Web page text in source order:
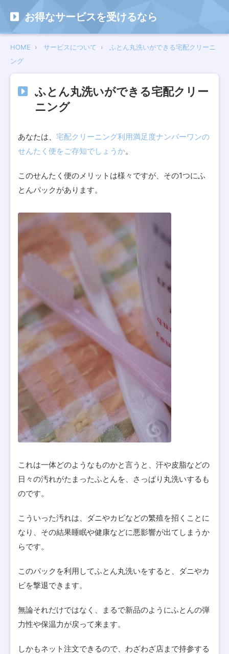
お得なサービスを受けるなら
HOME サービスについて
ふとん丸洗いができる宅配クリーニ
ング
ふとん丸洗いができる宅配クリー
ニング
あなたは、 宅配クリーニング利用満足度ナンバーワンの
せんたく便をご存知でしょうか。
このせんたく便のメリットは様々ですが、その1つにふ
とんパックがあります。
これは一体どのようなものかと言うと、汗や皮脂などの
日々の汚れがたまったふとんを、さっぱり丸洗いするも
のです。
こういった汚れは、ダニやカビなどの繁殖を招くことに
なり、その結果睡眠や健康などに悪影響が出てしまうか
らです。
このパックを利用してふとん丸洗いをすると、ダニやカ
ビを撃退できます。
無論それだけではなく、まるで新品のようにふとんの弾
力性や保温力が戻って来ます。
しかもネット注文できるので、わざわざ店まで持参する